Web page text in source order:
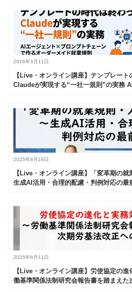
2026年3月11日
【Live・オンライン講座】テンプレー
Claudeが実現する“一社一規則”の実務
2025年8月18日
【Live・オンライン講座】「変革期の
生成AI活用・合理的配慮・判例対応の最
2025年6月11日
【Live・オンライン講座】労使協定の
働基準関係法制研究会報告書を踏まえた